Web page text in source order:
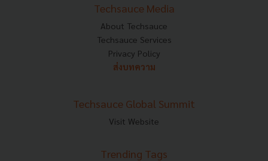
Techsauce Media
About Techsauce
Techsauce Services
Privacy Policy
ส่งบทความ
Techsauce Global Summit
Visit Website
Trending Tags